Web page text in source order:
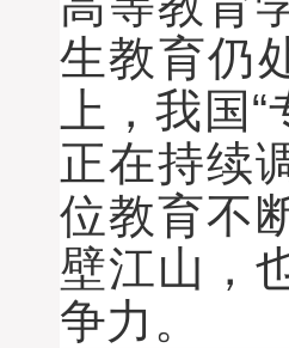
生教育仍
上，我国
正在持续
位教育不
壁江山，
争力。